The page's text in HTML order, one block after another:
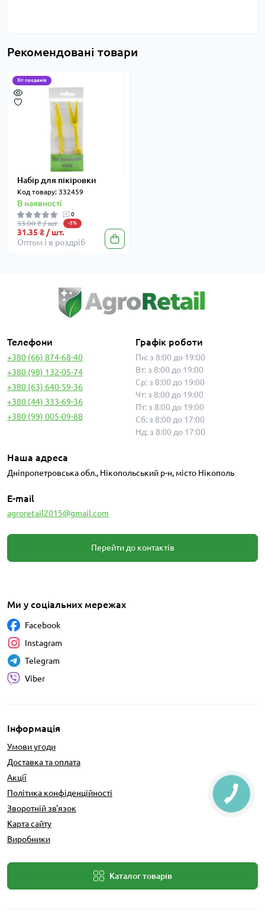
Рекомендовані товари
Хіт продажів
Набір для пікіровки
Код товару: 332459
В наявності
0
33.00 ₴ / шт. -5%
31.35 ₴ / шт.
Оптом і в роздріб
Телефони
+380 (66) 874-68-40
+380 (98) 132-05-74
+380 (63) 640-59-36
+380 (44) 333-69-36
+380 (99) 005-09-88
Графік роботи
Пн: з 8:00 до 19:00
Вт: з 8:00 до 19:00
Ср: з 8:00 до 19:00
Чт: з 8:00 до 19:00
Пт: з 8:00 до 19:00
Сб: з 8:00 до 17:00
Нд: з 8:00 до 17:00
Наша адреса
Дніпропетровська обл., Нікопольський р-н, місто Нікополь
E-mail
agroretail2015@gmail.com
Перейти до контактів
Інформація
Умови угоди
Доставка та оплата
Акції
Політика конфіденційності
Зворотній зв'язок
Карта сайту
Виробники
Каталог товарів
Ми у соціальних мережах
Facebook
Instagram
Telegram
Viber